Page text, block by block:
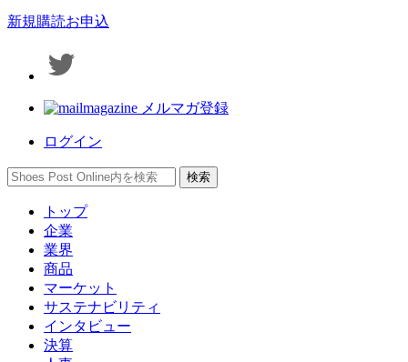
新規購読お申込
メルマガ登録
ログイン
トップ
企業
業界
商品
マーケット
サステナビリティ
インタビュー
決算